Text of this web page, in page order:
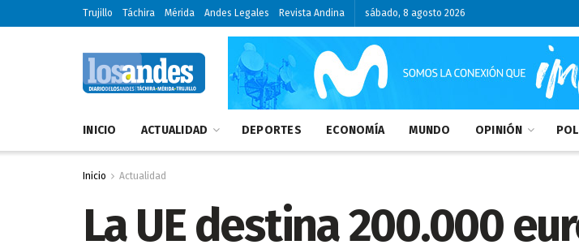
Trujillo Táchira Mérida Andes Legales Revista Andina sábado, 8 agosto 2026
INICIO ACTUALIDAD DEPORTES ECONOMÍA MUNDO OPINIÓN
Inicio Actualidad
La UE destina 200.000